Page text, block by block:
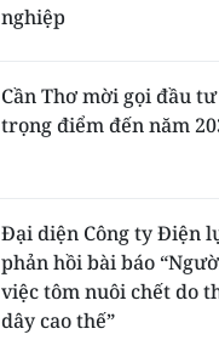
nghiệp
Cần Thơ mời gọi đầu
trọng điểm đến năm
Đại diện Công ty Điện
phản hồi bài báo
việc tôm nuôi chết do
dây cao thế”